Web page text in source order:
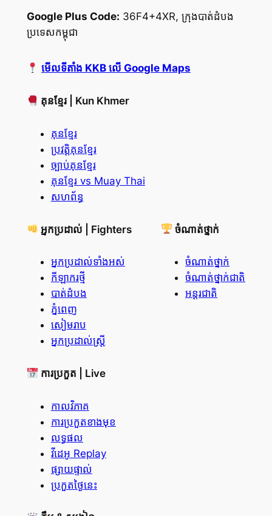
Google Plus Code: 36F4+4XR, ក្រុងបាត់ដំបង
ប្រទេសកម្ពុជា
មើលទីតាំង KKB លើ Google Maps
គុនខ្មែរ | Kun Khmer
គុនខ្មែរ
ប្រវត្តិគុនខ្មែរ
ច្បាប់គុនខ្មែរ
គុនខ្មែរ vs Muay Thai
សហព័ន្ធ
អ្នកប្រដាល់ | Fighters
អ្នកប្រដាល់ទាំងអស់
កីឡាករថ្មី
បាត់ដំបង
ភ្នំពេញ
សៀមរាប
អ្នកប្រដាល់ស្ត្រី
ចំណាត់ថ្នាក់
ចំណាត់ថ្នាក់
ចំណាត់ថ្នាក់ជាតិ
អន្តរជាតិ
ការប្រកួត | Live
កាលវិភាគ
ការប្រកួតខាងមុខ
លទ្ធផល
វីដេអូ Replay
ផ្សាយផ្ទាល់
ប្រកួតថ្ងៃនេះ